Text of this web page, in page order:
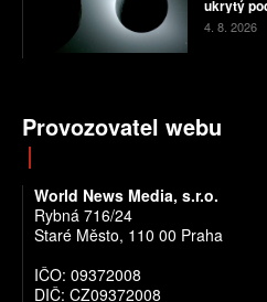
ukrytý
4. 8. 2026
Provozovatel webu
World News Media, s.r.o.
Rybná 716/24
Staré Město, 110 00 Praha
IČO: 09372008
DIČ: CZ09372008